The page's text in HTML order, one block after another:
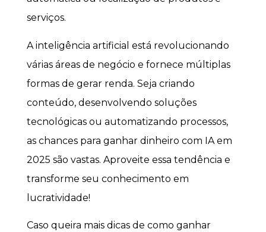
serviços.
A inteligência artificial está revolucionando
várias áreas de negócio e fornece múltiplas
formas de gerar renda. Seja criando
conteúdo, desenvolvendo soluções
tecnológicas ou automatizando processos,
as chances para ganhar dinheiro com IA em
2025 são vastas. Aproveite essa tendência e
transforme seu conhecimento em
lucratividade!
Caso queira mais dicas de como ganhar